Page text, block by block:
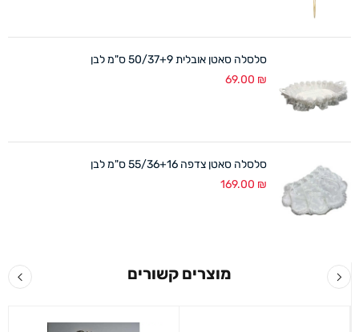
סלסלה סאטן אובלית 50/37+9 ס"מ לבן
69.00 ₪
סלסלה סאטן צדפה 55/36+16 ס"מ לבן
169.00 ₪
מוצרים קשורים